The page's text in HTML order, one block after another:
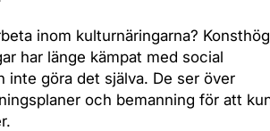
inom kulturnäringarna?
har länge kämpat med social
inte göra det själva. De ser över
och bemanning för att